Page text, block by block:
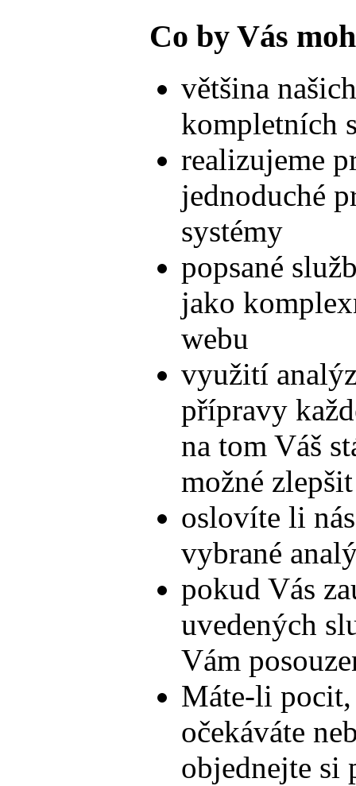
Co by Vás
většina
kompletních
realizujeme
jednoduché
systémy
popsané
jako
webu
využití
přípravy
na tom Váš
možné
oslovíte li
vybrané
pokud Vás
uvedených
Vám
Máte-li pocit,
očekáváte
objednejte si